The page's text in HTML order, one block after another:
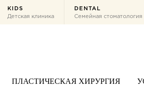
KIDS
Детская клиника
DENTAL
Семейная стоматология
ПЛАСТИЧЕСКАЯ ХИРУРГИЯ